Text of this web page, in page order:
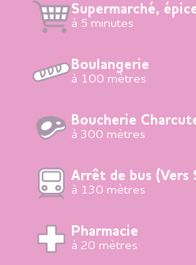
Supermarché,
à 5 minutes
Boulangerie
à 100 mètres
Boucherie
à 300 mètres
Arrêt de bus (Vers
à 130 mètres
Pharmacie
à 20 mètres